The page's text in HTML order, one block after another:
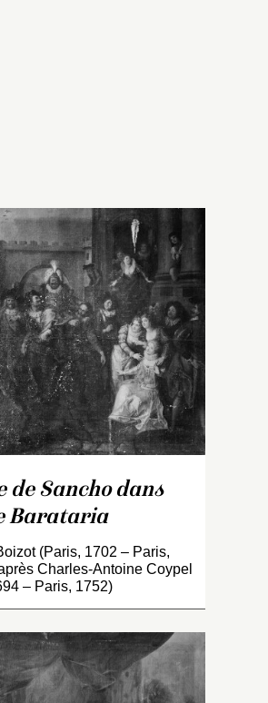
d’après le carton
(aujourd’hui perdu)
Charles-Antoine Coypel
pour la manufacture
Gobelins entre 1720 et
; autre copie au
national du château
Compiègne (voir
de Sancho dans
Barataria
(Paris, 1702 – Paris,
Charles-Antoine Coypel
– Paris, 1752)